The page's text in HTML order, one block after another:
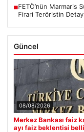
■FETÖ’nün Marmaris
Firari Teröristin
Güncel
08/08/2026
Merkez Bankası faiz
ayı faiz beklentisi